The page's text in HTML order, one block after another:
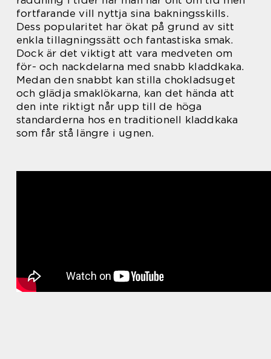
fortfarande vill nyttja sina bakningsskills.
Dess popularitet har ökat på grund av sitt
enkla tillagningssätt och fantastiska smak.
Dock är det viktigt att vara medveten om
för- och nackdelarna med snabb kladdkaka.
Medan den snabbt kan stilla chokladsuget
och glädja smaklökarna, kan det hända att
den inte riktigt når upp till de höga
standarderna hos en traditionell kladdkaka
som får stå längre i ugnen.